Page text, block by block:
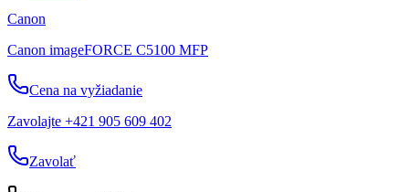
Canon
Canon imageFORCE C5100 MFP
Cena na vyžiadanie
Zavolajte +421 905 609 402
Zavolať